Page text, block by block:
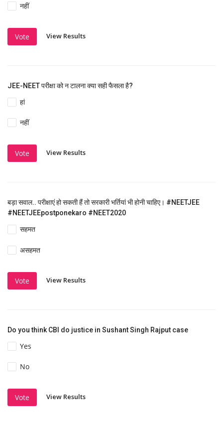
नहीं
Vote View Results
JEE-NEET परीक्षा को न टालना क्या सही फैसला है?
हां
नहीं
Vote View Results
बड़ा सवाल.. परीक्षाएं हो सकती हैं तो सरकारी भर्तियां भी होनी चाहिए। #NEETJEE
#NEETJEEpostponekaro #NEET2020
सहमत
असहमत
Vote View Results
Do you think CBI do justice in Sushant Singh Rajput case
Yes
No
Vote View Results